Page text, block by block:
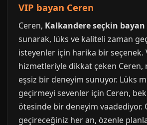
VIP bayan Ceren
Ceren, Kalkandere seçkin bayan
sunarak, lüks ve kaliteli zaman
isteyenler için harika bir seçenek.
hizmetleriyle dikkat çeken
eşsiz bir deneyim sunuyor. Lüks
geçirmeyi sevenler için Ceren,
ötesinde bir deneyim vaadediyor.
geçireceğiniz her an, özenle